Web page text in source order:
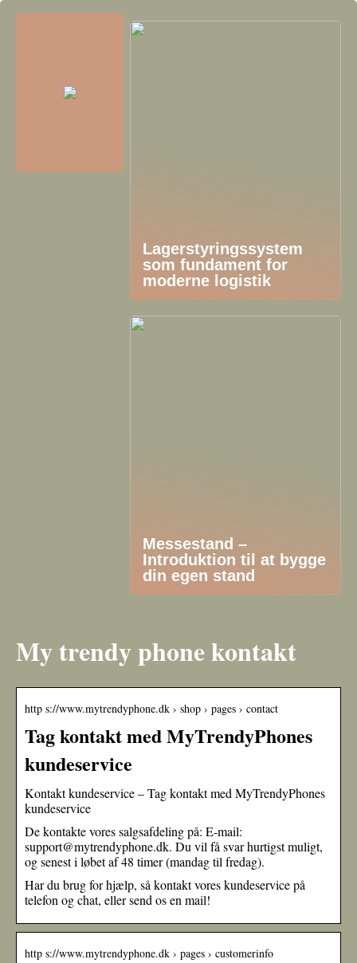
Lagerstyringssystem
som fundament for
moderne logistik
Messestand –
Introduktion til at bygge
din egen stand
My trendy phone kontakt
http s://www.mytrendyphone.dk › shop › pages › contact
Tag kontakt med MyTrendyPhones
kundeservice
Kontakt kundeservice – Tag kontakt med MyTrendyPhones
kundeservice
De kontakte vores salgsafdeling på: E-mail:
support@mytrendyphone.dk. Du vil få svar hurtigst muligt,
og senest i løbet af 48 timer (mandag til fredag).
Har du brug for hjælp, så kontakt vores kundeservice på
telefon og chat, eller send os en mail!
http s://www.mytrendyphone.dk › pages › customerinfo